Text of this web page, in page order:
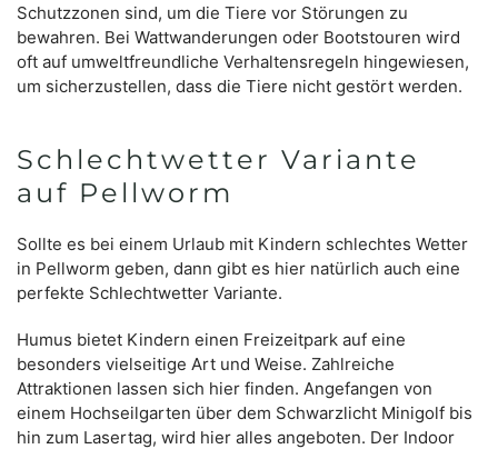
Schutzzonen sind, um die Tiere vor Störungen zu
bewahren. Bei Wattwanderungen oder Bootstouren wird
oft auf umweltfreundliche Verhaltensregeln hingewiesen,
um sicherzustellen, dass die Tiere nicht gestört werden.
Schlechtwetter Variante
auf Pellworm
Sollte es bei einem Urlaub mit Kindern schlechtes Wetter
in Pellworm geben, dann gibt es hier natürlich auch eine
perfekte Schlechtwetter Variante.
Humus bietet Kindern einen Freizeitpark auf eine
besonders vielseitige Art und Weise. Zahlreiche
Attraktionen lassen sich hier finden. Angefangen von
einem Hochseilgarten über dem Schwarzlicht Minigolf bis
hin zum Lasertag, wird hier alles angeboten. Der Indoor